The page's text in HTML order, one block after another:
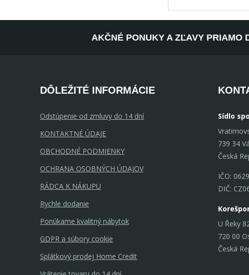
AKČNÉ PONUKY A ZĽAVY PRIAMO
DÔLEŽITÉ INFORMÁCIE
Odstúpenie od zmluvy do 14 dní
KONTAKTNÉ ÚDAJE
OBCHODNÉ PODMIENKY
OCHRANA OSOBNÝCH ÚDAJOV
RÁDCA K NÁKUPU
Rychle dodanie
Ponúkame kvalitný nábytok
GDPR a súbory cookie
Splátkový prodej Home Credit
Sídlo
739 34
Česká
IČO:
DIČ:
U Řeky
720 00
Česká